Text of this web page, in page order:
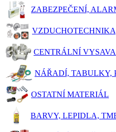
ZABEZPEČENÍ,
CENTRÁLNÍ
NÁŘADÍ, TABULKY,
OSTATNÍ MATERIÁL
BARVY, LEPIDLA,